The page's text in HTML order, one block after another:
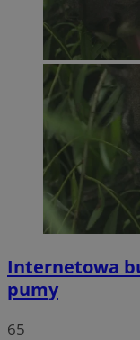
Internetowa
pumy
65